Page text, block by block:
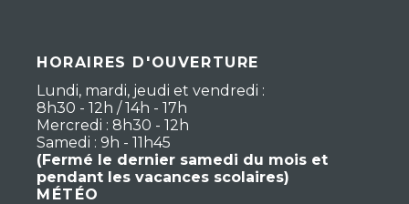
HORAIRES D'OUVERTURE
Lundi, mardi, jeudi et vendredi :
8h30 - 12h / 14h - 17h
Mercredi : 8h30 - 12h
Samedi : 9h - 11h45
(Fermé le dernier samedi du mois et
pendant les vacances scolaires)
MÉTÉO